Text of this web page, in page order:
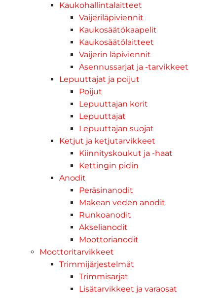
Kaukohallintalaitteet
Vaijeriläpiviennit
Kaukosäätökaapelit
Kaukosäätölaitteet
Vaijerin läpiviennit
Asennussarjat ja -tarvikkeet
Lepuuttajat ja poijut
Poijut
Lepuuttajan korit
Lepuuttajat
Lepuuttajan suojat
Ketjut ja ketjutarvikkeet
Kiinnityskoukut ja -haat
Kettingin pidin
Anodit
Peräsinanodit
Makean veden anodit
Runkoanodit
Akselianodit
Moottorianodit
Moottoritarvikkeet
Trimmijärjestelmät
Trimmisarjat
Lisätarvikkeet ja varaosat